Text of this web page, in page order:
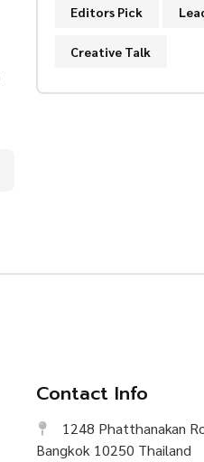
Editors Pick
Creative Talk
Contact Info
1248 Phatthanakan
Bangkok 10250 Thailand